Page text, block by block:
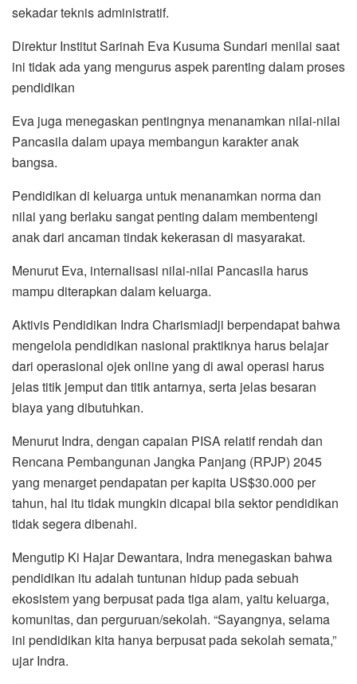
sekadar teknis administratif.
Direktur Institut Sarinah Eva Kusuma Sundari menilai saat
ini tidak ada yang mengurus aspek parenting dalam proses
pendidikan
Eva juga menegaskan pentingnya menanamkan nilai-nilai
Pancasila dalam upaya membangun karakter anak
bangsa.
Pendidikan di keluarga untuk menanamkan norma dan
nilai yang berlaku sangat penting dalam membentengi
anak dari ancaman tindak kekerasan di masyarakat.
Menurut Eva, internalisasi nilai-nilai Pancasila harus
mampu diterapkan dalam keluarga.
Aktivis Pendidikan Indra Charismiadji berpendapat bahwa
mengelola pendidikan nasional praktiknya harus belajar
dari operasional ojek online yang di awal operasi harus
jelas titik jemput dan titik antarnya, serta jelas besaran
biaya yang dibutuhkan.
Menurut Indra, dengan capaian PISA relatif rendah dan
Rencana Pembangunan Jangka Panjang (RPJP) 2045
yang menarget pendapatan per kapita US$30.000 per
tahun, hal itu tidak mungkin dicapai bila sektor pendidikan
tidak segera dibenahi.
Mengutip Ki Hajar Dewantara, Indra menegaskan bahwa
pendidikan itu adalah tuntunan hidup pada sebuah
ekosistem yang berpusat pada tiga alam, yaitu keluarga,
komunitas, dan perguruan/sekolah. “Sayangnya, selama
ini pendidikan kita hanya berpusat pada sekolah semata,”
ujar Indra.